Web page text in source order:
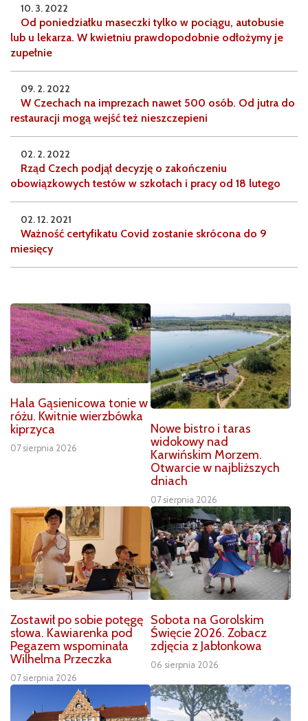
10. 3. 2022
Od poniedziałku maseczki tylko w pociągu, autobusie
lub u lekarza. W kwietniu prawdopodobnie odłożymy je
zupełnie
09. 2. 2022
W Czechach na imprezach nawet 500 osób. Od jutra do
restauracji mogą wejść też nieszczepieni
02. 2. 2022
Rząd Czech podjął decyzję o zakończeniu
obowiązkowych testów w szkołach i pracy od 18 lutego
02. 12. 2021
Ważność certyfikatu Covid zostanie skrócona do 9
miesięcy
Hala Gąsienicowa tonie w
różu. Kwitnie wierzbówka
kiprzyca
07 sierpnia 2026
Nowe bistro i taras
widokowy nad
Karwińskim Morzem.
Otwarcie w najbliższych
dniach
07 sierpnia 2026
Zostawił po sobie potęgę
słowa. Kawiarenka pod
Pegazem wspominała
Wilhelma Przeczka
07 sierpnia 2026
Sobota na Gorolskim
Święcie 2026. Zobacz
zdjęcia z Jabłonkowa
06 sierpnia 2026